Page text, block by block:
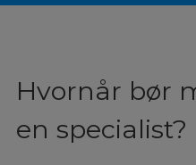
Hvornår bør
en specialist?